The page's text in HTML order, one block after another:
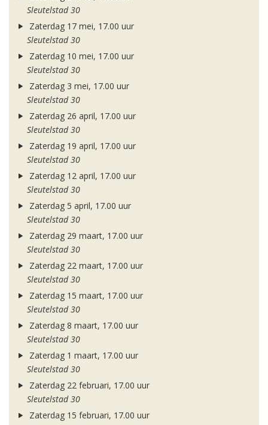
Sleutelstad 30
Zaterdag 17 mei, 17.00 uur
Sleutelstad 30
Zaterdag 10 mei, 17.00 uur
Sleutelstad 30
Zaterdag 3 mei, 17.00 uur
Sleutelstad 30
Zaterdag 26 april, 17.00 uur
Sleutelstad 30
Zaterdag 19 april, 17.00 uur
Sleutelstad 30
Zaterdag 12 april, 17.00 uur
Sleutelstad 30
Zaterdag 5 april, 17.00 uur
Sleutelstad 30
Zaterdag 29 maart, 17.00 uur
Sleutelstad 30
Zaterdag 22 maart, 17.00 uur
Sleutelstad 30
Zaterdag 15 maart, 17.00 uur
Sleutelstad 30
Zaterdag 8 maart, 17.00 uur
Sleutelstad 30
Zaterdag 1 maart, 17.00 uur
Sleutelstad 30
Zaterdag 22 februari, 17.00 uur
Sleutelstad 30
Zaterdag 15 februari, 17.00 uur